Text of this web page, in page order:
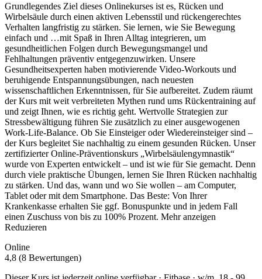
Grundlegendes Ziel dieses Onlinekurses ist es, Rücken und
Wirbelsäule durch einen aktiven Lebensstil und rückengerechtes
Verhalten langfristig zu stärken. Sie lernen, wie Sie Bewegung
einfach und …mit Spaß in Ihren Alltag integrieren, um
gesundheitlichen Folgen durch Bewegungsmangel und
Fehlhaltungen präventiv entgegenzuwirken. Unsere
Gesundheitsexperten haben motivierende Video-Workouts und
beruhigende Entspannungsübungen, nach neuesten
wissenschaftlichen Erkenntnissen, für Sie aufbereitet. Zudem räumt
der Kurs mit weit verbreiteten Mythen rund ums Rückentraining auf
und zeigt Ihnen, wie es richtig geht. Wertvolle Strategien zur
Stressbewältigung führen Sie zusätzlich zu einer ausgewogenen
Work-Life-Balance. Ob Sie Einsteiger oder Wiedereinsteiger sind –
der Kurs begleitet Sie nachhaltig zu einem gesunden Rücken. Unser
zertifizierter Online-Präventionskurs „Wirbelsäulengymnastik“
wurde von Experten entwickelt – und ist wie für Sie gemacht. Denn
durch viele praktische Übungen, lernen Sie Ihren Rücken nachhaltig
zu stärken. Und das, wann und wo Sie wollen – am Computer,
Tablet oder mit dem Smartphone. Das Beste: Von Ihrer
Krankenkasse erhalten Sie ggf. Bonuspunkte und in jedem Fall
einen Zuschuss von bis zu 100% Prozent. Mehr anzeigen
Reduzieren
Online
4,8 (8 Bewertungen)